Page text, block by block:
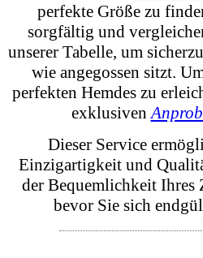
Artikelnummer
Manschette Farbe Stoff
dem Etikett Ihres
Unsere Hemden sind
auch nach vielen
Weitere Informationen
zu
Durch die Beachtung
die hohe Qualität und
Ihres GERMENS Hemdes